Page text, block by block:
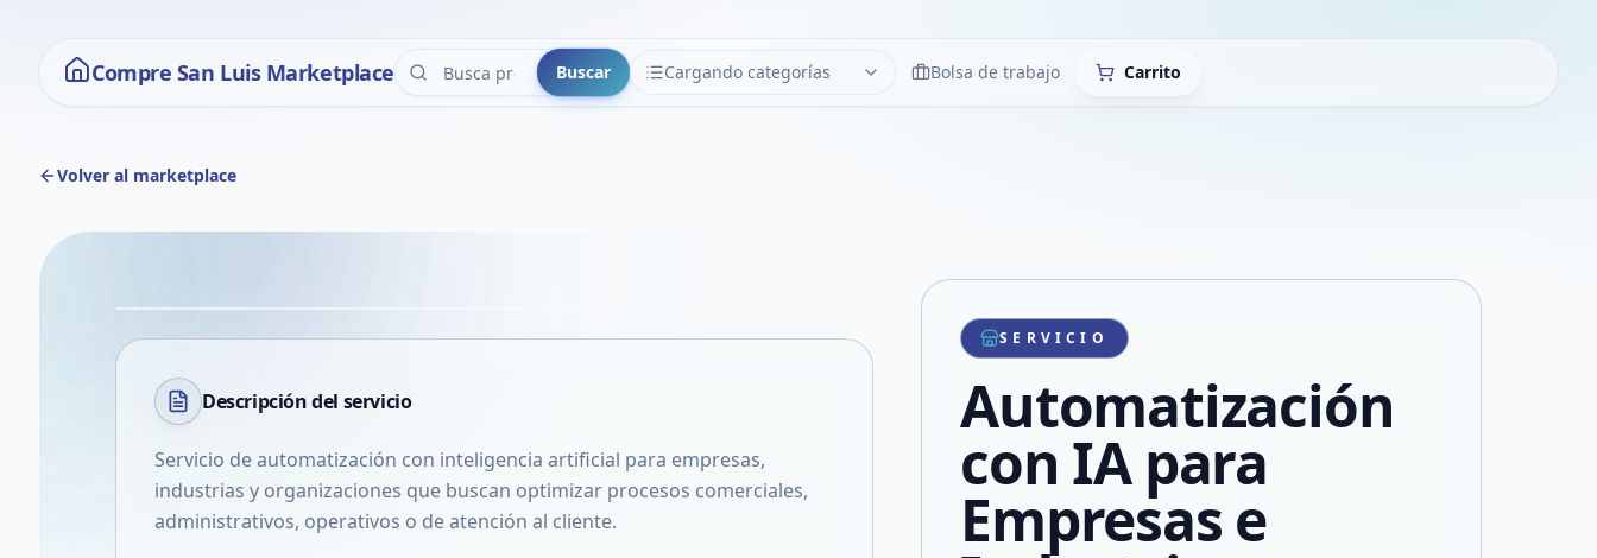
Compre San Luis Marketplace Buscar Cargando categorías
CATEGORÍAS LimpiarBolsa de trabajo Carrito
Volver al marketplace
VER EN PANTALLA COMPLETA
Compartir producto
Compartir por WhatsApp
Compartir por mail
Compartir en Facebook
Compartir en X
Descripción del servicio
Servicio de automatización con inteligencia artificial para empresas,
industrias y organizaciones que buscan optimizar procesos comerciales,
administrativos, operativos o de atención al cliente.
SERVICIO
Automatización
con IA para
Empresas e